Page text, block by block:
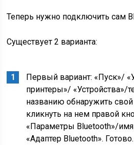
Теперь нужно подключить сам
Существует 2 варианта:
Первый вариант: «Пуск»/
принтеры»/ «Устройства»/
названию обнаружить
кликнуть на нем правой
«Параметры Bluetooth»/
«Адаптер Bluetooth». Готово.